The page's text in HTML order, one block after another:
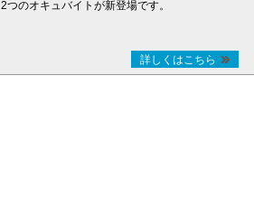
2つのオキュバイトが新登場です。
詳しくはこちら